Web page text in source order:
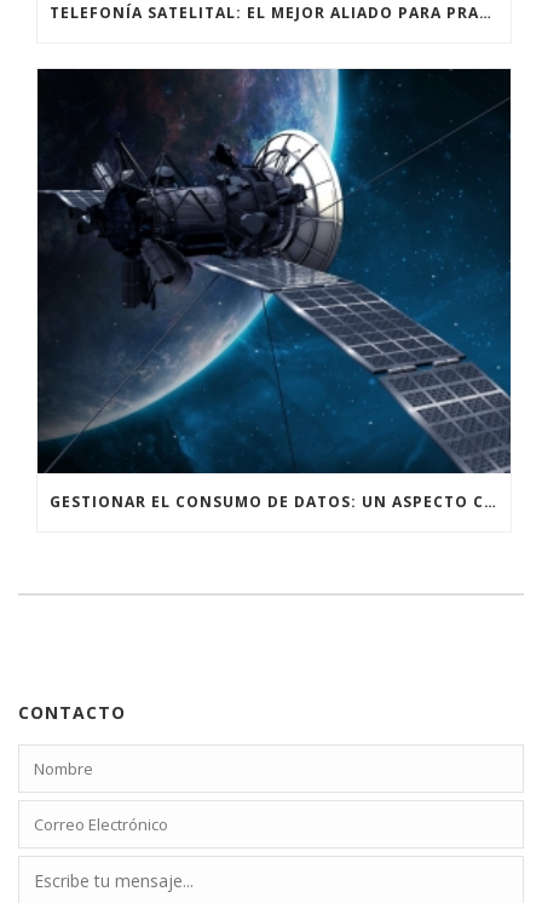
TELEFONÍA SATELITAL: EL MEJOR ALIADO PARA PRACTICANTES DE ALPINISMO
GESTIONAR EL CONSUMO DE DATOS: UN ASPECTO CRUCIAL AL UTILIZAR INTERNET SATELITAL
CONTACTO